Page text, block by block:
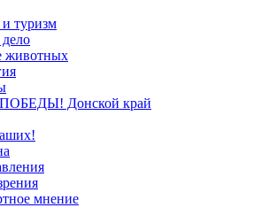
туризм
животных
ПОБЕДЫ! Донской край
мнение